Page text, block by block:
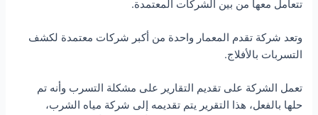
تتعامل معها من بين الشركات المعتمدة.
وتعد شركة تقدم المعمار واحدة من أكبر شركات معتمدة لكشف
التسربات بالأفلاج.
تعمل الشركة على تقديم التقارير على مشكلة التسرب وأنه تم
حلها بالفعل، هذا التقرير يتم تقديمه إلى شركة مياه الشرب،